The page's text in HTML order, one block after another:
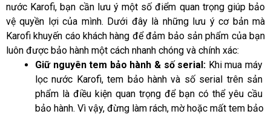
nước Karofi, bạn cần lưu ý một số điểm quan trọng giúp bảo
vệ quyền lợi của mình. Dưới đây là những lưu ý cơ bản mà
Karofi khuyến cáo khách hàng để đảm bảo sản phẩm của bạn
luôn được bảo hành một cách nhanh chóng và chính xác:
Giữ nguyên tem bảo hành & số serial: Khi mua máy
lọc nước Karofi, tem bảo hành và số serial trên sản
phẩm là điều kiện quan trọng để bạn có thể yêu cầu
bảo hành. Vì vậy, đừng làm rách, mờ hoặc mất tem bảo